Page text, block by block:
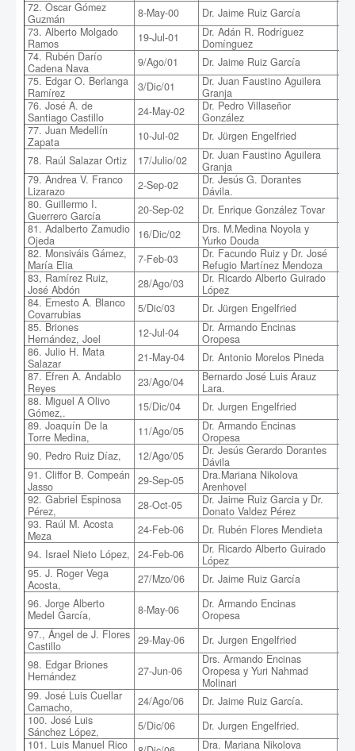
72. Oscar Gómez
Guzmán
8-May-00 Dr. Jaime Ruiz García
73. Alberto Molgado
Ramos
19-Jul-01
Dr. Adán R. Rodríguez
Domínguez
74. Rubén Darío
Cadena Nava
9/Ago/01 Dr. Jaime Ruiz García
75. Edgar O. Berlanga
Ramírez
3/Dic/01
Dr. Juan Faustino Aguilera
Granja
76. José A. de
Santiago Castillo
24-May-02
Dr. Pedro Villaseñor
González
77. Juan Medellín
Zapata
10-Jul-02 Dr. Jürgen Engelfried
78. Raúl Salazar Ortiz
17/Julio/02
Dr. Juan Faustino Aguilera
Granja
79. Andrea V. Franco
Lizarazo
2-Sep-02
Dr. Jesús G. Dorantes
Dávila.
80. Guillermo I.
Guerrero García
20-Sep-02 Dr. Enrique González Tovar
81. Adalberto Zamudio
Ojeda
16/Dic/02
Drs. M.Medina Noyola y
Yurko Douda
82. Monsiváis Gámez,
María Elia
7-Feb-03
Dr. Facundo Ruiz y Dr. José
Refugio Martínez Mendoza
83, Ramírez Ruiz,
José Abdón
28/Ago/03
Dr. Ricardo Alberto Guirado
López
84. Ernesto A. Blanco
Covarrubias
5/Dic/03 Dr. Jürgen Engelfried
85. Briones
Hernández, Joel
12-Jul-04
Dr. Armando Encinas
Oropesa
86. Julio H. Mata
Salazar
21-May-04 Dr. Antonio Morelos Pineda
87. Efren A. Andablo
Reyes
23/Ago/04
Bernardo José Luis Arauz
Lara.
88. Miguel A Olivo
Gómez,.
15/Dic/04 Dr. Jurgen Engelfried
89. Joaquín De la
Torre Medina,
11/Ago/05
Dr. Armando Encinas
Oropesa
90. Pedro Ruiz Díaz,
12/Ago/05
Dr. Jesús Gerardo Dorantes
Dávila
91. Cliffor B. Compeán
Jasso
29-Sep-05
Dra.Mariana Nikolova
Arenhovel
92. Gabriel Espinosa
Pérez,
28-Oct-05
Dr. Jaime Ruiz Garcia y Dr.
Donato Valdez Pérez
93. Raúl M. Acosta
Meza
24-Feb-06 Dr. Rubén Flores Mendieta
94. Israel Nieto López,
24-Feb-06
Dr. Ricardo Alberto Guirado
López
95. J. Roger Vega
Acosta,
27/Mzo/06 Dr. Jaime Ruiz García
96. Jorge Alberto
Medel García,
8-May-06
Dr. Armando Encinas
Oropesa
97., Ángel de J. Flores
Castillo
29-May-06 Dr. Jurgen Engelfried
98. Edgar Briones
Hernández
27-Jun-06
Drs. Armando Encinas
Oropesa y Yuri Nahmad
Molinari
99. José Luis Cuellar
Camacho,
24/Ago/06 Dr. Jaime Ruiz García.
100. José Luis
Sánchez López,
5/Dic/06 Dr. Jurgen Engelfried.
101. Luis Manuel Rico
Dra. Mariana Nikolova